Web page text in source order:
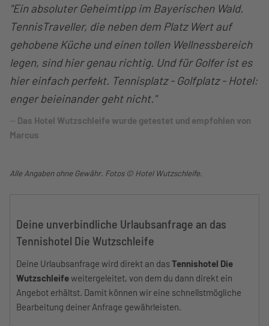
"Ein absoluter Geheimtipp im Bayerischen Wald.
TennisTraveller, die neben dem Platz Wert auf
gehobene Küche und einen tollen Wellnessbereich
legen, sind hier genau richtig. Und für Golfer ist es
hier einfach perfekt. Tennisplatz - Golfplatz - Hotel:
enger beieinander geht nicht."
Das Hotel Wutzschleife wurde getestet und empfohlen von
Marcus
Alle Angaben ohne Gewähr. Fotos © Hotel Wutzschleife.
Deine unverbindliche Urlaubsanfrage an das
Tennishotel Die Wutzschleife
Deine Urlaubsanfrage wird direkt an dasTennishotel Die
Wutzschleifeweitergeleitet, von dem du dann direkt ein
Angebot erhältst. Damit können wir eine schnellstmögliche
Bearbeitung deiner Anfrage gewährleisten.